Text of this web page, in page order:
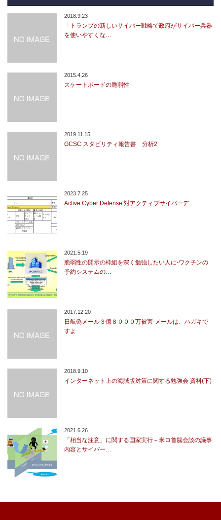
2018.9.23
「トランプの新しいサイバー戦略で政府がサイバー兵器
を使いやすくな…
2015.4.26
スケートボードの脆弱性
2019.11.15
GCSC スタビリティ報告書 分析2
2023.7.25
Active Cyber Defense 対アクティブサイバーデ…
2021.5.19
脆弱性の開示の枠組を深く勉強したい人に-ワクチンの
予約システムの…
2017.12.20
日航偽メール３億８０００万被害-メールは、ハガキで
すよ
2018.9.10
インターネット上の海賊版対策に関する勉強会 資料(下)
2021.6.26
「相当な注意」に関する国家実行－米ロ首脳会談の議事
内容とサイバー…